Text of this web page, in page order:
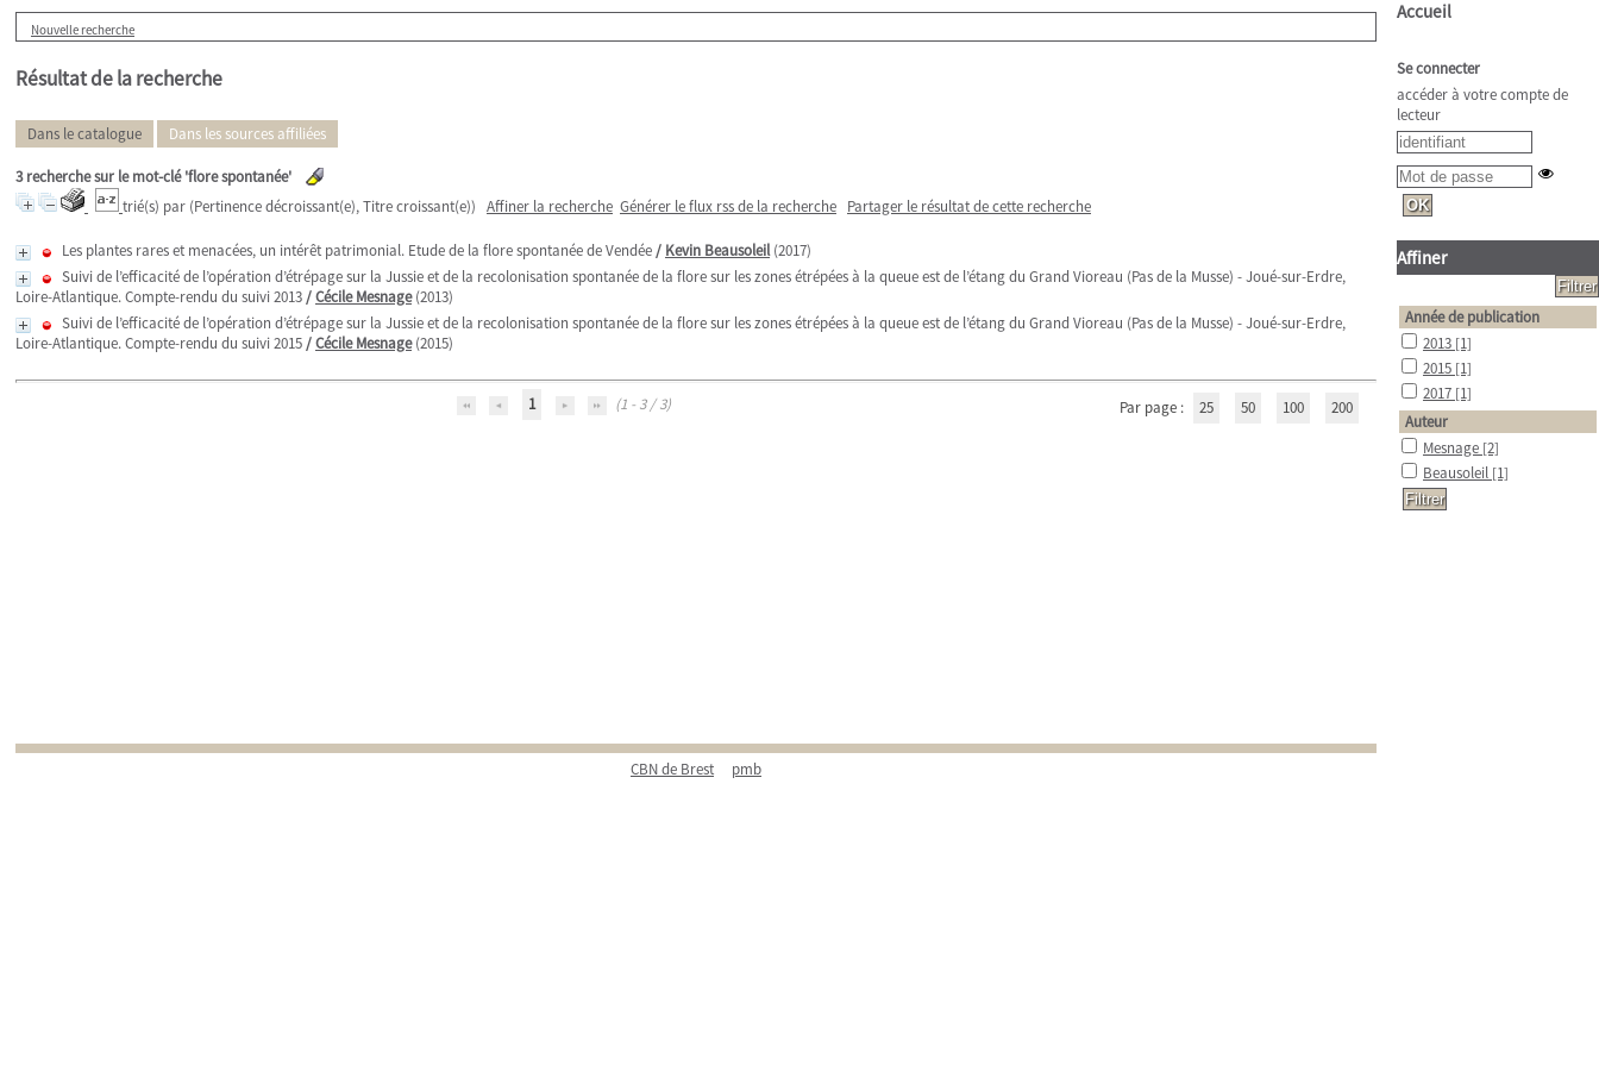
Nouvelle recherche
Résultat de la recherche
Dans le catalogue Dans les sources affiliées
3recherche sur le mot-clé'flore spontanée'
trié(s) par (Pertinence décroissant(e), Titre croissant(e)) Affiner la recherche Générer le flux rss de la recherche Partager le résultat de cette recherche
Les plantes rares et menacées, un intérêt patrimonial. Etude de la flore spontanée de Vendée/ Kevin Beausoleil(2017)
Suivi de l’efficacité de l’opération d’étrépage sur la Jussie et de la recolonisation spontanée de la flore sur les zones étrépées à la queue est de l’étang du Grand Vioreau (Pas de la Musse) - Joué-sur-Erdre,
Loire-Atlantique. Compte-rendu du suivi 2013/Cécile Mesnage(2013)
Suivi de l’efficacité de l’opération d’étrépage sur la Jussie et de la recolonisation spontanée de la flore sur les zones étrépées à la queue est de l’étang du Grand Vioreau (Pas de la Musse) - Joué-sur-Erdre,
Loire-Atlantique. Compte-rendu du suivi 2015/Cécile Mesnage(2015)
1 (1 - 3 / 3) Par page : 25 50 100 200
CBN de Brest pmb
Accueil
Se connecter
accéder à votre compte de
lecteur
Affiner
Année de publication
2013 [1]
2015 [1]
2017 [1]
Auteur
Mesnage [2]
Beausoleil [1]